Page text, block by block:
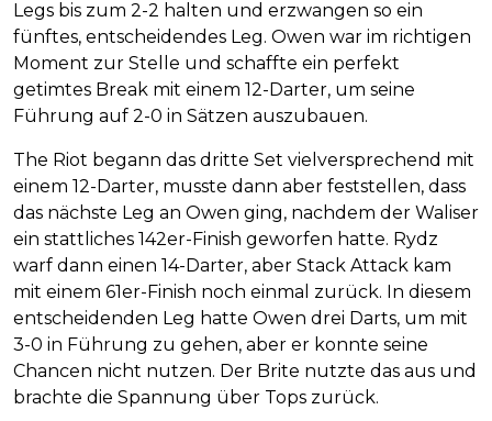
Legs bis zum 2-2 halten und erzwangen so ein
fünftes, entscheidendes Leg. Owen war im richtigen
Moment zur Stelle und schaffte ein perfekt
getimtes Break mit einem 12-Darter, um seine
Führung auf 2-0 in Sätzen auszubauen.
The Riot begann das dritte Set vielversprechend mit
einem 12-Darter, musste dann aber feststellen, dass
das nächste Leg an Owen ging, nachdem der Waliser
ein stattliches 142er-Finish geworfen hatte. Rydz
warf dann einen 14-Darter, aber Stack Attack kam
mit einem 61er-Finish noch einmal zurück. In diesem
entscheidenden Leg hatte Owen drei Darts, um mit
3-0 in Führung zu gehen, aber er konnte seine
Chancen nicht nutzen. Der Brite nutzte das aus und
brachte die Spannung über Tops zurück.